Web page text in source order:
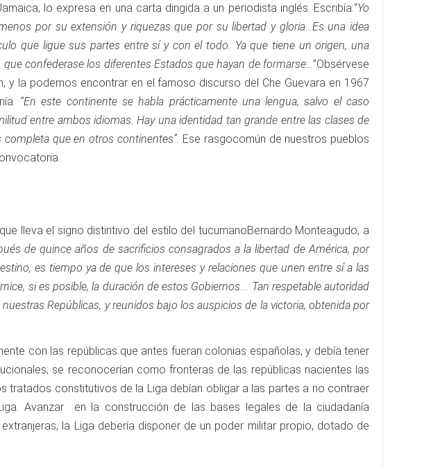
lo expresa en una carta dirigida a un periodista inglés. Escribía:“Yo
por su extensión y riquezas que por su libertad y gloria…Es una idea
que ligue sus partes entre sí y con el todo. Ya que tiene un origen, una
confederase los diferentes Estados que hayan de formarse… ”Obsérvese
la podemos encontrar en el famoso discurso del Che Guevara en 1967
“En este continente se habla prácticamente una lengua, salvo el caso
entre ambos idiomas. Hay una identidad tan grande entre las clases de
que en otros continentes”. Ese rasgocomún de nuestros pueblos
lleva el signo distintivo del estilo del tucumanoBernardo Monteagudo, a
de quince años de sacrificios consagrados a la libertad de América, por
es tiempo ya de que los intereses y relaciones que unen entre sí a las
si es posible, la duración de estos Gobiernos... Tan respetable autoridad
Repúblicas, y reunidos bajo los auspicios de la victoria, obtenida por
con las repúblicas que antes fueran colonias españolas, y debía tener
se reconocerían como fronteras de las repúblicas nacientes las
tratados constitutivos de la Liga debían obligar a las partes a no contraer
Avanzar en la construcción de las bases legales de la ciudadanía
la Liga debería disponer de un poder militar propio, dotado de